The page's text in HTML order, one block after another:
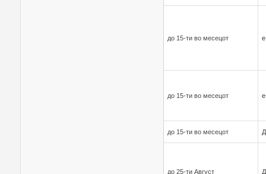
до 15-ти во месецот
до 15-ти во месецот
до 15-ти во месецот
до 25-ти Август